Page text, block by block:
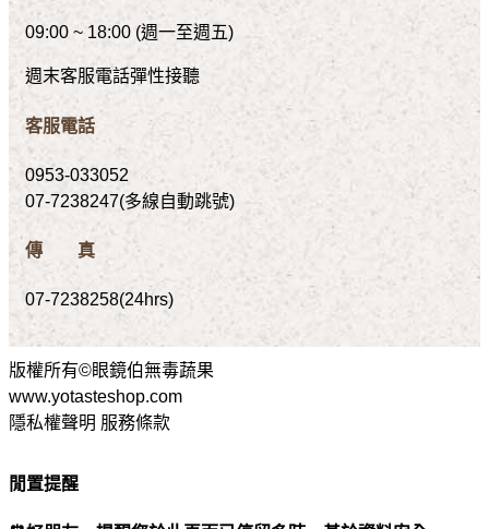
09:00 ~ 18:00 (週一至週五)
週末客服電話彈性接聽
客服電話
0953-033052
07-7238247(多線自動跳號)
傳 真
07-7238258(24hrs)
版權所有©眼鏡伯無毒蔬果
www.yotasteshop.com
隱私權聲明 服務條款
閒置提醒